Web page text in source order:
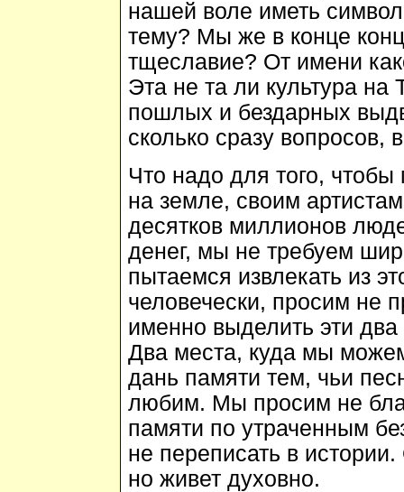
нашей воле иметь
тему? Мы же в конце
тщеславие? От имени
Эта не та ли культура
пошлых и бездарных
сколько сразу вопросов,
Что надо для того,
на земле, своим
десятков миллионов
денег, мы не требуем
пытаемся извлекать из
человечески, просим не
именно выделить эти
Два места, куда мы
дань памяти тем, чьи
любим. Мы просим не
памяти по утраченным
не переписать в
но живет духовно.